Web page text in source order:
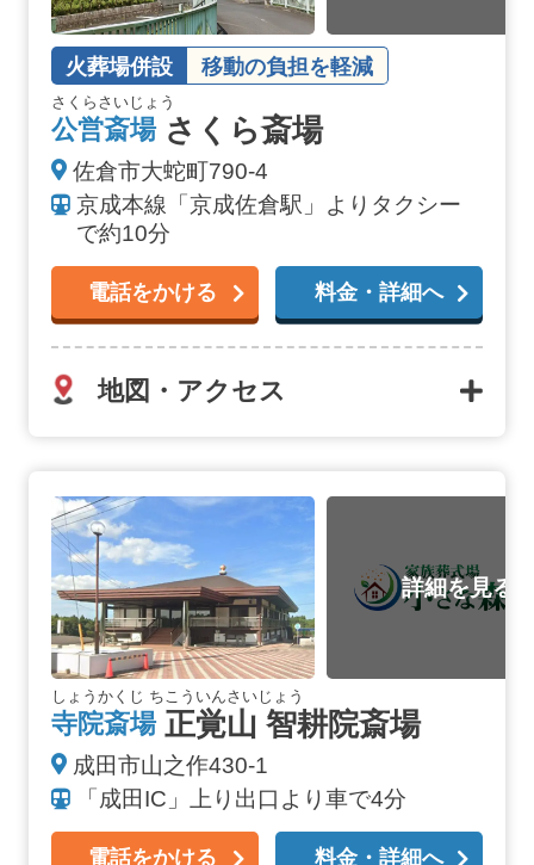
火葬場併設 移動の負担を軽減
さくらさいじょう
公営斎場 さくら斎場
佐倉市大蛇町790-4
京成本線「京成佐倉駅」よりタクシー
で約10分
電話をかける 料金・詳細へ
地図・アクセス
しょうかくじ ちこういんさいじょう
寺院斎場 正覚山 智耕院斎場
成田市山之作430-1
「成田IC」上り出口より車で4分
電話をかける 料金・詳細へ